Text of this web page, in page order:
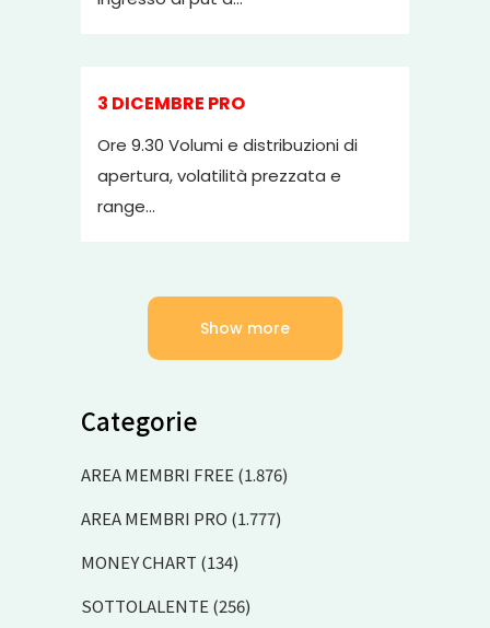
3 DICEMBRE PRO
Ore 9.30 Volumi e distribuzioni di
apertura, volatilità prezzata e
range...
Show more
Categorie
AREA MEMBRI FREE (1.876)
AREA MEMBRI PRO (1.777)
MONEY CHART (134)
SOTTOLALENTE (256)